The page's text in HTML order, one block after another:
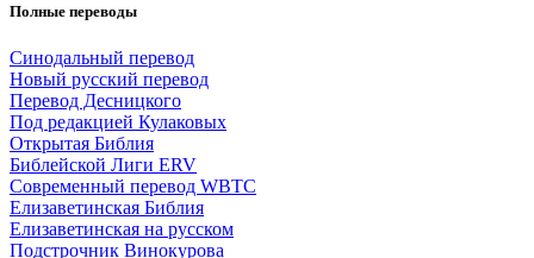
Полные переводы
Синодальный перевод
Новый русский перевод
Перевод Десницкого
Под редакцией Кулаковых
Открытая Библия
Библейской Лиги ERV
Cовременный перевод WBTC
Елизаветинская Библия
Елизаветинская на русском
Подстрочник Винокурова